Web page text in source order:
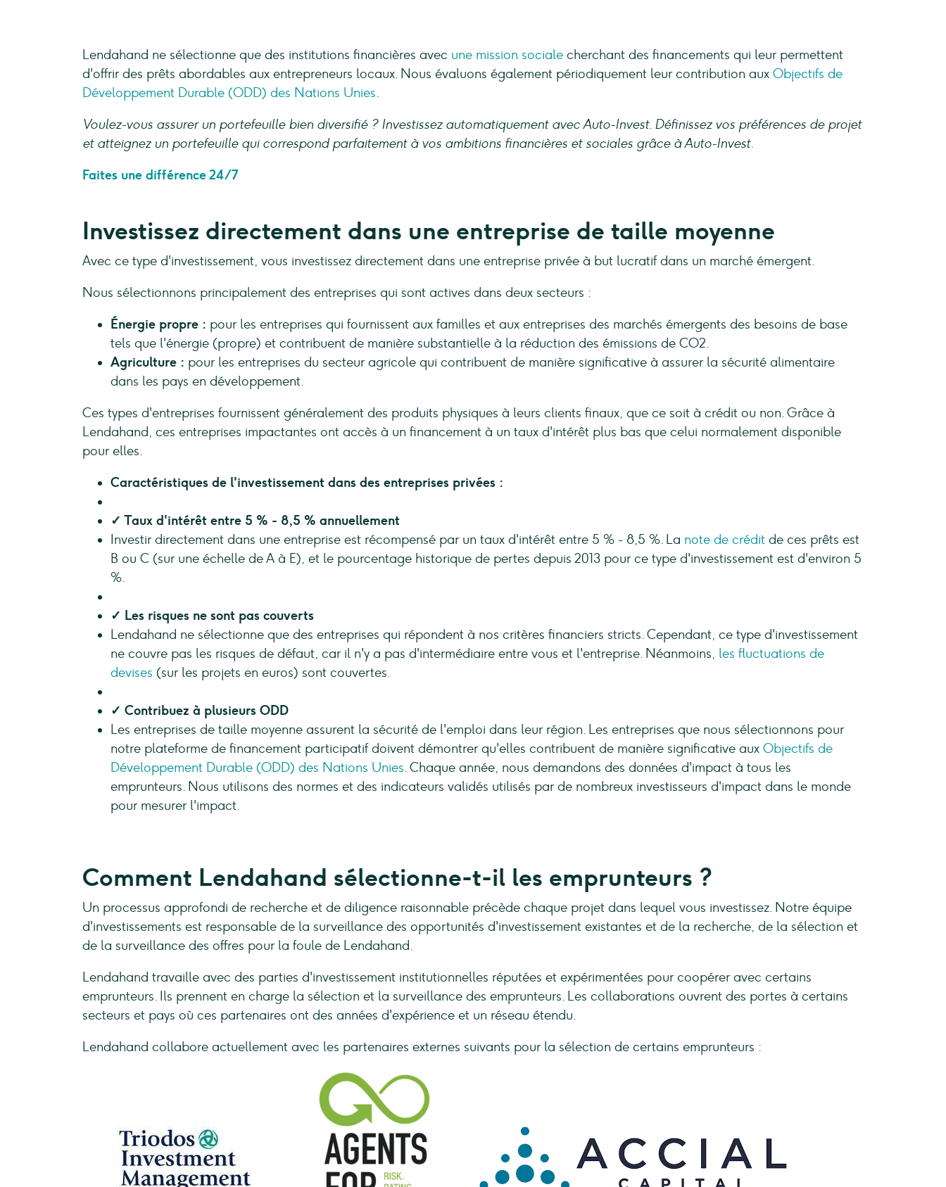
Lendahand ne sélectionne que des institutions financières avec une mission sociale cherchant des financements qui leur permettent
d'offrir des prêts abordables aux entrepreneurs locaux. Nous évaluons également périodiquement leur contribution aux Objectifs de
Développement Durable (ODD) des Nations Unies.
Voulez-vous assurer un portefeuille bien diversifié ? Investissez automatiquement avec Auto-Invest. Définissez vos préférences de projet
et atteignez un portefeuille qui correspond parfaitement à vos ambitions financières et sociales grâce à Auto-Invest.
Faites une différence 24/7
Investissez directement dans une entreprise de taille moyenne
Avec ce type d'investissement, vous investissez directement dans une entreprise privée à but lucratif dans un marché émergent.
Nous sélectionnons principalement des entreprises qui sont actives dans deux secteurs :
Énergie propre : pour les entreprises qui fournissent aux familles et aux entreprises des marchés émergents des besoins de base
tels que l'énergie (propre) et contribuent de manière substantielle à la réduction des émissions de CO2.
Agriculture : pour les entreprises du secteur agricole qui contribuent de manière significative à assurer la sécurité alimentaire
dans les pays en développement.
Ces types d'entreprises fournissent généralement des produits physiques à leurs clients finaux, que ce soit à crédit ou non. Grâce à
Lendahand, ces entreprises impactantes ont accès à un financement à un taux d'intérêt plus bas que celui normalement disponible
pour elles.
Caractéristiques de l'investissement dans des entreprises privées :
✓ Taux d'intérêt entre 5 % - 8,5 % annuellement
Investir directement dans une entreprise est récompensé par un taux d'intérêt entre 5 % - 8,5 %. La note de crédit de ces prêts est
B ou C (sur une échelle de A à E), et le pourcentage historique de pertes depuis 2013 pour ce type d'investissement est d'environ 5
%.
✓ Les risques ne sont pas couverts
Lendahand ne sélectionne que des entreprises qui répondent à nos critères financiers stricts. Cependant, ce type d'investissement
ne couvre pas les risques de défaut, car il n'y a pas d'intermédiaire entre vous et l'entreprise. Néanmoins, les fluctuations de
devises (sur les projets en euros) sont couvertes.
✓ Contribuez à plusieurs ODD
Les entreprises de taille moyenne assurent la sécurité de l'emploi dans leur région. Les entreprises que nous sélectionnons pour
notre plateforme de financement participatif doivent démontrer qu'elles contribuent de manière significative aux Objectifs de
Développement Durable (ODD) des Nations Unies. Chaque année, nous demandons des données d'impact à tous les
emprunteurs. Nous utilisons des normes et des indicateurs validés utilisés par de nombreux investisseurs d'impact dans le monde
pour mesurer l'impact.
Comment Lendahand sélectionne-t-il les emprunteurs ?
Un processus approfondi de recherche et de diligence raisonnable précède chaque projet dans lequel vous investissez. Notre équipe
d'investissements est responsable de la surveillance des opportunités d'investissement existantes et de la recherche, de la sélection et
de la surveillance des offres pour la foule de Lendahand.
Lendahand travaille avec des parties d'investissement institutionnelles réputées et expérimentées pour coopérer avec certains
emprunteurs. Ils prennent en charge la sélection et la surveillance des emprunteurs. Les collaborations ouvrent des portes à certains
secteurs et pays où ces partenaires ont des années d'expérience et un réseau étendu.
Lendahand collabore actuellement avec les partenaires externes suivants pour la sélection de certains emprunteurs :